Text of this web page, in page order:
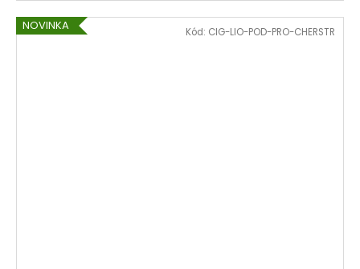
NOVINKA Kód: CIG-LIO-POD-PRO-CHERSTR